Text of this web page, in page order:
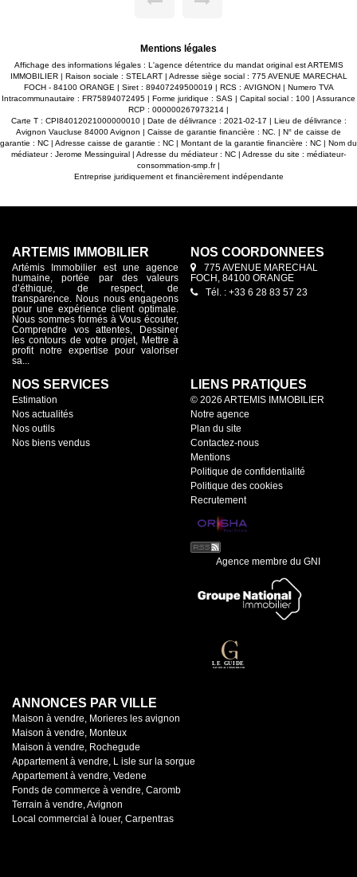
et wc séparé - Cour partagée libre pour se garer - Sans frais
Environnement calme et agréable - Libre immédiatement
Localisation dans le village de Vedène, dans un
environnement paisible, tout en étant proche des
commodités, en zone classée monument historique (UA).
Contactez l'Agence ARTEMIS IMMOBILIER pour toute
demande complémentaires, visites et offres. SURFACE AU
SOL TOTALE : 54 m² « Les informations sur les risques
auxquels ce bien est exposé sont disponibles sur le site
Géorisques : www.georisques.gouv.fr »
Mentions légales
Affichage des informations légales : L'agence détentrice du mandat original est ARTEMIS
IMMOBILIER | Raison sociale : STELART | Adresse siège social : 775 AVENUE MARECHAL
FOCH - 84100 ORANGE | Siret : 89407249500019 | RCS : AVIGNON | Numero TVA
Intracommunautaire : FR75894072495 | Forme juridique : SAS | Capital social : 100 | Assurance
RCP : 000000267973214 |
Carte T : CPI84012021000000010 | Date de délivrance : 2021-02-17 | Lieu de délivrance :
Avignon Vaucluse 84000 Avignon | Caisse de garantie financière : NC. | N° de caisse de
garantie : NC | Adresse caisse de garantie : NC | Montant de la garantie financière : NC | Nom du
médiateur : Jerome Messinguiral | Adresse du médiateur : NC | Adresse du site : médiateur-
consommation-smp.fr|
Entreprise juridiquement et financièrement indépendante
ARTEMIS IMMOBILIER
Artémis Immobilier est une agence
humaine, portée par des valeurs
d’éthique, de respect, de
transparence. Nous nous engageons
pour une expérience client optimale.
Nous sommes formés à Vous écouter,
Comprendre vos attentes, Dessiner
les contours de votre projet, Mettre à
profit notre expertise pour valoriser
sa...
NOS COORDONNÉES
775 AVENUE MARECHAL
FOCH, 84100 ORANGE
Tél. : +33 6 28 83 57 23
NOS SERVICES
Estimation
Nos actualités
Nos outils
Nos biens vendus
LIENS PRATIQUES
© 2026 ARTEMIS IMMOBILIER
Notre agence
Plan du site
Contactez-nous
Mentions
Politique de confidentialité
Politique des cookies
Recrutement
Agence membre du GNI
ANNONCES PAR VILLE
Maison à vendre, Morieres les avignon
Maison à vendre, Monteux
Maison à vendre, Rochegude
Appartement à vendre, L isle sur la sorgue
Appartement à vendre, Vedene
Fonds de commerce à vendre, Caromb
Terrain à vendre, Avignon
Local commercial à louer, Carpentras